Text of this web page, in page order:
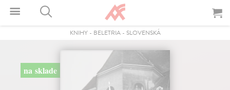
KNIHY- BELETRIA- SLOVENSKÁ
na sklade